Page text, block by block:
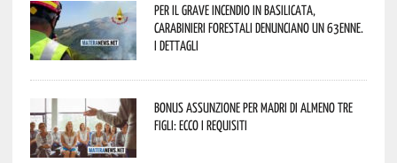
Per il grave incendio in Basilicata,
Carabinieri forestali denunciano un 63enne.
I dettagli
Bonus assunzione per madri di almeno tre
figli: ecco i requisiti